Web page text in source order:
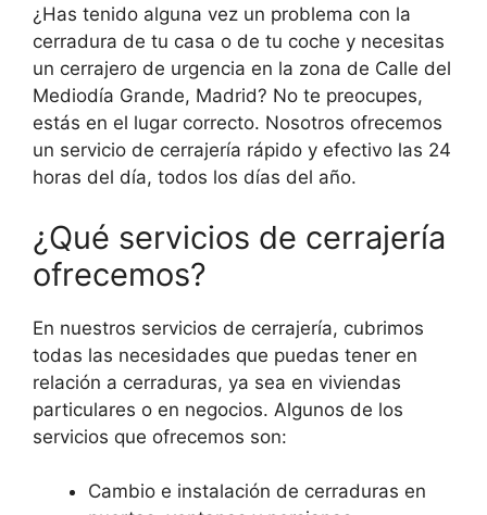
¿Has tenido alguna vez un problema con la
cerradura de tu casa o de tu coche y necesitas
un cerrajero de urgencia en la zona de Calle del
Mediodía Grande, Madrid? No te preocupes,
estás en el lugar correcto. Nosotros ofrecemos
un servicio de cerrajería rápido y efectivo las 24
horas del día, todos los días del año.
¿Qué servicios de cerrajería
ofrecemos?
En nuestros servicios de cerrajería, cubrimos
todas las necesidades que puedas tener en
relación a cerraduras, ya sea en viviendas
particulares o en negocios. Algunos de los
servicios que ofrecemos son:
Cambio e instalación de cerraduras en